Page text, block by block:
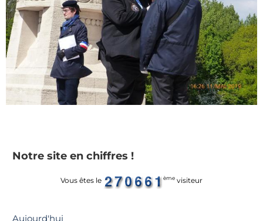
Notre site en chiffres !
Vous êtes le ème visiteur
Aujourd'hui